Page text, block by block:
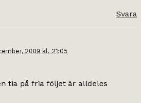
Svara
2009 kl. 21:05
tia på fria följet är alldeles